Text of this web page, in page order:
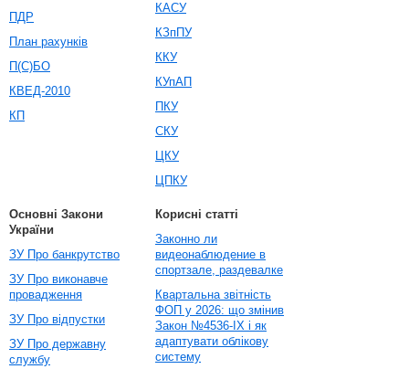
ПДР
План рахунків
П(С)БО
КВЕД-2010
КП
КАСУ
КЗпПУ
ККУ
КУпАП
ПКУ
СКУ
ЦКУ
ЦПКУ
Основні Закони
України
ЗУ Про банкрутство
ЗУ Про виконавче
провадження
ЗУ Про відпустки
ЗУ Про державну
службу
Корисні статті
Законно ли
видеонаблюдение в
спортзале, раздевалке
Квартальна звітність
ФОП у 2026: що змінив
Закон №4536-IX і як
адаптувати облікову
систему